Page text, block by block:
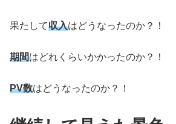
果たして収入はどうなったのか？！
期間はどれくらいかかったのか？！
PV数はどうなったのか？！